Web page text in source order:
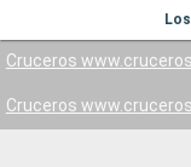
Cruceros
Cruceros